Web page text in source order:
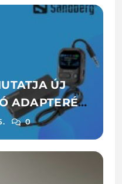
ÚJ
ADAPTERÉT
0